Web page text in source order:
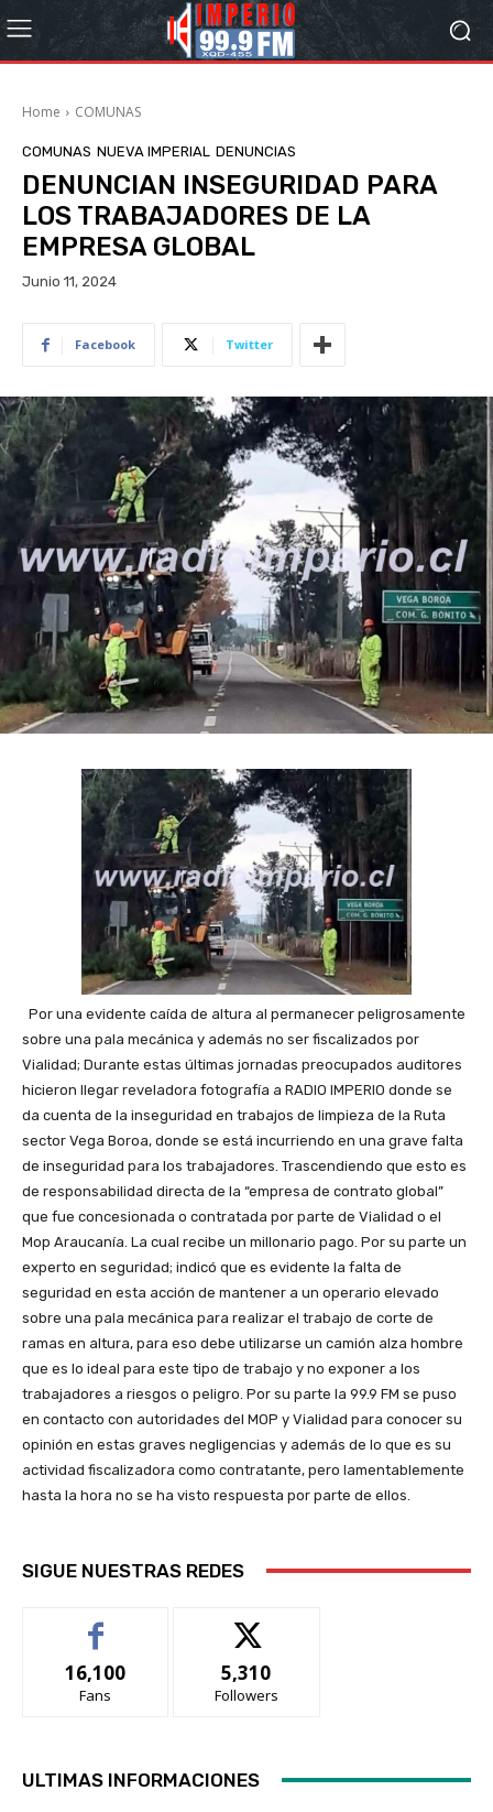
Home COMUNAS
COMUNAS NUEVA IMPERIAL DENUNCIAS
DENUNCIAN INSEGURIDAD PARA
LOS TRABAJADORES DE LA
EMPRESA GLOBAL
Junio 11, 2024
Facebook Twitter
Por una evidente caída de altura al permanecer peligrosamente
sobre una pala mecánica y además no ser fiscalizados por
Vialidad; Durante estas últimas jornadas preocupados auditores
hicieron llegar reveladora fotografía a RADIO IMPERIO donde se
da cuenta de la inseguridad en trabajos de limpieza de la Ruta
sector Vega Boroa, donde se está incurriendo en una grave falta
de inseguridad para los trabajadores. Trascendiendo que esto es
de responsabilidad directa de la “empresa de contrato global”
que fue concesionada o contratada por parte de Vialidad o el
Mop Araucanía. La cual recibe un millonario pago. Por su parte un
experto en seguridad; indicó que es evidente la falta de
seguridad en esta acción de mantener a un operario elevado
sobre una pala mecánica para realizar el trabajo de corte de
ramas en altura, para eso debe utilizarse un camión alza hombre
que es lo ideal para este tipo de trabajo y no exponer a los
trabajadores a riesgos o peligro. Por su parte la 99.9 FM se puso
en contacto con autoridades del MOP y Vialidad para conocer su
opinión en estas graves negligencias y además de lo que es su
actividad fiscalizadora como contratante, pero lamentablemente
hasta la hora no se ha visto respuesta por parte de ellos.
SIGUE NUESTRAS REDES
16,100
Fans
5,310
Followers
ULTIMAS INFORMACIONES